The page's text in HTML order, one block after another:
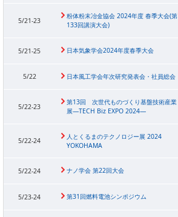
5/21-23
粉体粉末冶金協会 2024年度 春季大会(第
133回講演大会)
5/21-25 日本気象学会2024年度春季大会
5/22 日本風工学会年次研究発表会・社員総会
5/22-23
第13回 次世代ものづくり基盤技術産業
展―TECH Biz EXPO 2024―
5/22-24
人とくるまのテクノロジー展 2024
YOKOHAMA
5/22-24 ナノ学会 第22回大会
5/23-24 第31回燃料電池シンポジウム